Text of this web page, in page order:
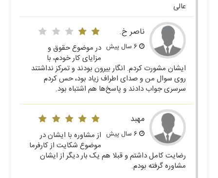
عالی
ناصر خ.
در موضوع حقوق و
مزایای کار خودم، با
ایشان مشورت کردم. انگار بیرون بودند و تمرکز نداشتند
روی سوال من و صدای اطراف زیاد بود، حس کردم
سرسری جواب دادند و پاسخ‌ها هم اشتباه بود.
مهبد
از مشاوره با ایشان در
موضوع شکایت از کارفرما
رضایت کامل داشتم و قبلا هم یک بار دیگر از ایشان
مشاوره گرفته بودم.